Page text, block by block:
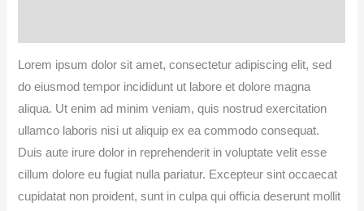
Lorem ipsum dolor sit amet, consectetur adipiscing elit, sed
do eiusmod tempor incididunt ut labore et dolore magna
aliqua. Ut enim ad minim veniam, quis nostrud exercitation
ullamco laboris nisi ut aliquip ex ea commodo consequat.
Duis aute irure dolor in reprehenderit in voluptate velit esse
cillum dolore eu fugiat nulla pariatur. Excepteur sint occaecat
cupidatat non proident, sunt in culpa qui officia deserunt mollit